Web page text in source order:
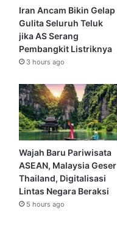
Iran Ancam Bikin Gelap
Gulita Seluruh Teluk
jika AS Serang
Pembangkit Listriknya
3 hours ago
Wajah Baru Pariwisata
ASEAN, Malaysia Geser
Thailand, Digitalisasi
Lintas Negara Beraksi
5 hours ago